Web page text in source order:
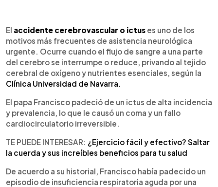
► Escuchar artículo
El accidente cerebrovascular o ictus es uno de los
motivos más frecuentes de asistencia neurológica
urgente. Ocurre cuando el flujo de sangre a una parte
del cerebro se interrumpe o reduce, privando al tejido
cerebral de oxígeno y nutrientes esenciales, según la
Clínica Universidad de Navarra.
El papa Francisco padeció de un ictus de alta incidencia
y prevalencia, lo que le causó un coma y un fallo
cardiocirculatorio irreversible.
TE PUEDE INTERESAR: ¿Ejercicio fácil y efectivo? Saltar
la cuerda y sus increíbles beneficios para tu salud
De acuerdo a su historial, Francisco había padecido un
episodio de insuficiencia respiratoria aguda por una